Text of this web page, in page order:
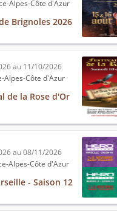
Alpes-Côte d'Azur
Brignoles 2026
au 11/10/2026
Alpes-Côte d'Azur
de la Rose d'Or
au 08/11/2026
Alpes-Côte d'Azur
- Saison 12